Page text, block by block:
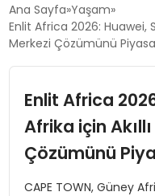
EĞITIM
GÜNDEM
MAGAZIN
Ana Sayfa Yaşam
Enlit Africa 2026: Huawei,
Merkezi Çözümünü
Enlit Africa
Afrika için
Çözümünü
CAPE TOWN, Güney